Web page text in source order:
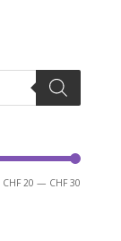
CHF 20 — CHF 30